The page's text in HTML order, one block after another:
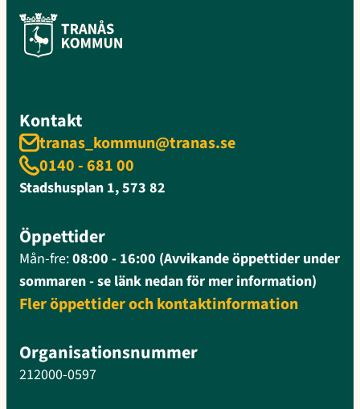
Kontakt
tranas_kommun@tranas.se
0140 - 681 00
Stadshusplan 1, 573 82
Öppettider
Mån-fre:08:00 - 16:00 (Avvikande öppettider under
sommaren - se länk nedan för mer information)
Fler öppettider och kontaktinformation
Organisationsnummer
212000-0597